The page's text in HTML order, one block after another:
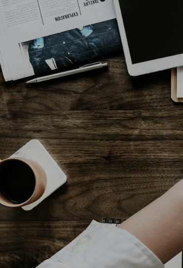
COMPLETA
0 COMPLETA